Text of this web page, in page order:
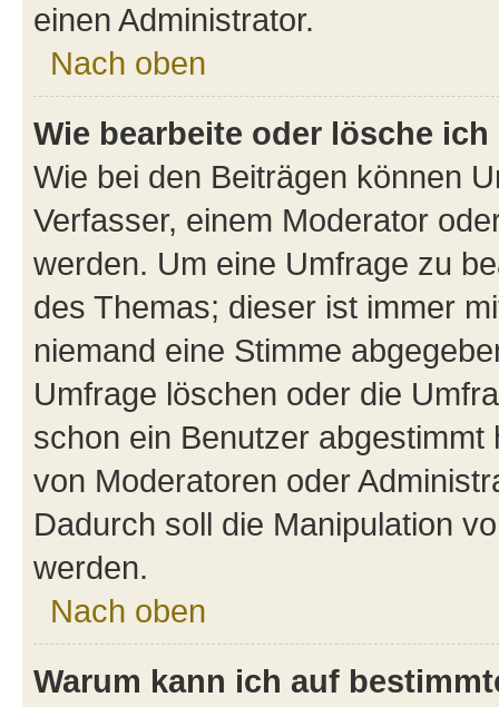
einen Administrator.
Nach oben
Wie bearbeite oder lösche
Wie bei den Beiträgen können
Verfasser, einem Moderator
werden. Um eine Umfrage zu
des Themas; dieser ist immer
niemand eine Stimme
Umfrage löschen oder die
schon ein Benutzer
von Moderatoren oder
Dadurch soll die Manipulation
werden.
Nach oben
Warum kann ich auf